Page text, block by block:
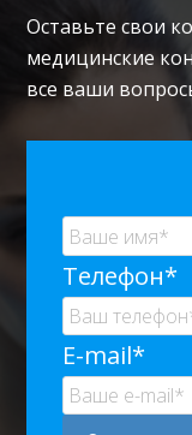
Оставьте свои
медицинские
все ваши
Телефон*
E-mail*